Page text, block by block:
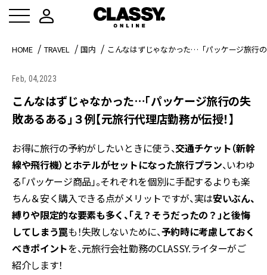
HOME TRAVEL 国内 こんなはずじゃなかった…「パッケージ旅行
Feb, 04,2023
こんなはずじゃなかった…「パッケージ旅行の失
敗あるある」３例【元旅行代理店勤務が伝授！】
お得に旅行の予約がしたいときに使う、交通チケット（新幹
線や飛行機）とホテルがセットになった旅行プラン、いわゆ
る「パッケージ商品」。それぞれを個別に手配するよりも楽
ちん＆安く購入できる点がメリットですが、実は安いぶん、
縛りや限定的な要素も多く、「え？そうだったの？」と後悔
してしまう罠も！失敗しないために、予約時に考慮しておく
べきポイントを、元旅行会社勤務のCLASSY.ライターがご
紹介します！